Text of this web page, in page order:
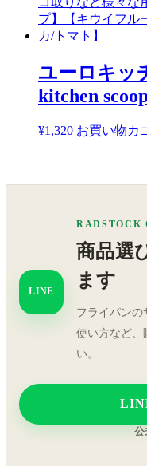
ユーロキッ
kitchen
¥1,320 お買い物カ
LINE
商品選
ます
フライパンの
使い方など、
い。
公